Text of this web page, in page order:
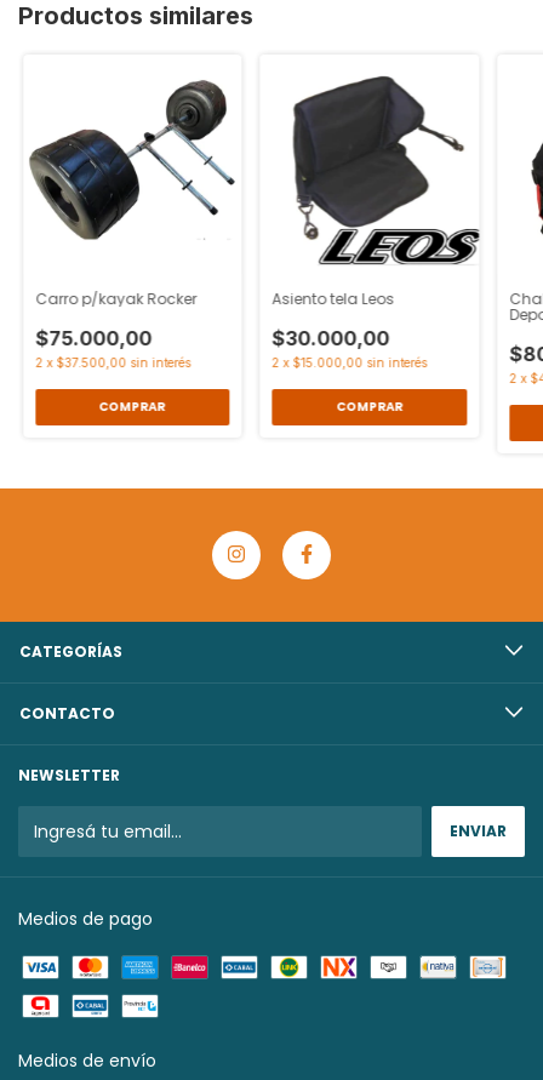
Productos similares
Carro p/kayak Rocker
$75.000,00
2 x $37.500,00 sin interés
Asiento tela Leos
$30.000,00
2 x $15.000,00 sin interés
2 x
CATEGORÍAS
CONTACTO
NEWSLETTER
Medios de pago
Medios de envío